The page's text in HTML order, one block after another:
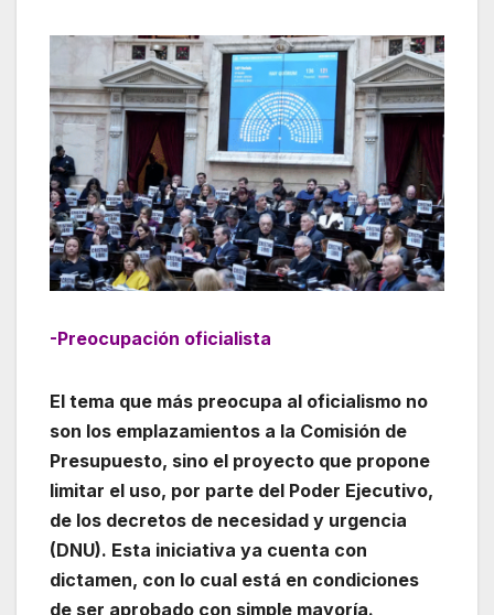
-Preocupación oficialista
El tema que más preocupa al oficialismo no
son los emplazamientos a la Comisión de
Presupuesto, sino el proyecto que propone
limitar el uso, por parte del Poder Ejecutivo,
de los decretos de necesidad y urgencia
(DNU). Esta iniciativa ya cuenta con
dictamen, con lo cual está en condiciones
de ser aprobado con simple mayoría.